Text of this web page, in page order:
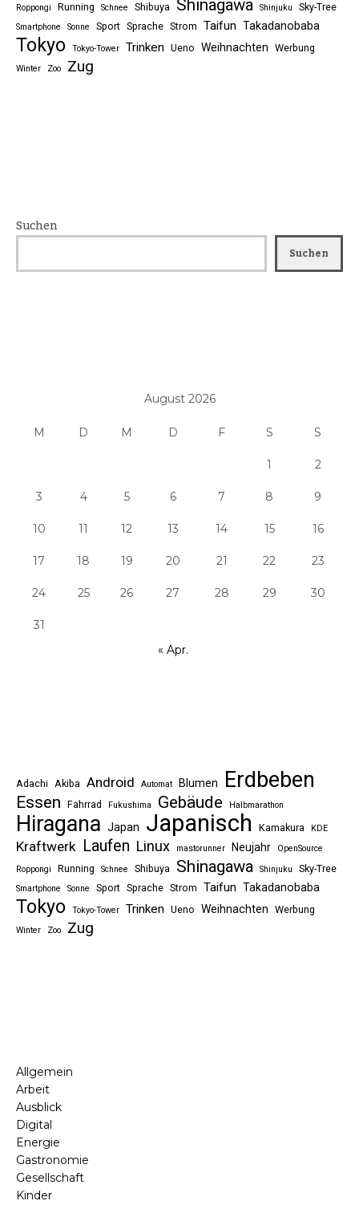
Roppongi Running Schnee Shibuya Shinagawa Shinjuku Sky-Tree
Smartphone Sonne Sport Sprache Strom Taifun Takadanobaba
Tokyo Tokyo-Tower Trinken Ueno Weihnachten Werbung
Winter Zoo Zug
Suchen
Suchen
August 2026
M D M D F S S
1 2
3 4 5 6 7 8 9
10 11 12 13 14 15 16
17 18 19 20 21 22 23
24 25 26 27 28 29 30
31
« Apr.
Adachi Akiba Android Automat Blumen Erdbeben
Essen Fahrrad Fukushima Gebäude Halbmarathon
Hiragana Japan Japanisch Kamakura KDE
Kraftwerk Laufen Linux mastorunner Neujahr
OpenSource
Roppongi
Running Schnee Shibuya Shinagawa Shinjuku Sky-Tree
Smartphone Sonne Sport Sprache Strom Taifun Takadanobaba
Tokyo Tokyo-Tower Trinken Ueno Weihnachten Werbung
Winter Zoo Zug
Allgemein
Arbeit
Ausblick
Digital
Energie
Gastronomie
Gesellschaft
Kinder